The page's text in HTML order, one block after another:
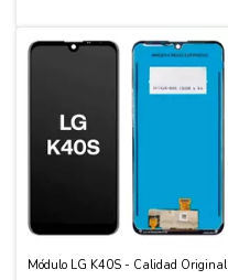
Módulo LG K40S - Calidad Original